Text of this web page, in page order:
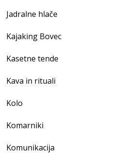
Jadralne hlače
Kajaking Bovec
Kasetne tende
Kava in rituali
Kolo
Komarniki
Komunikacija